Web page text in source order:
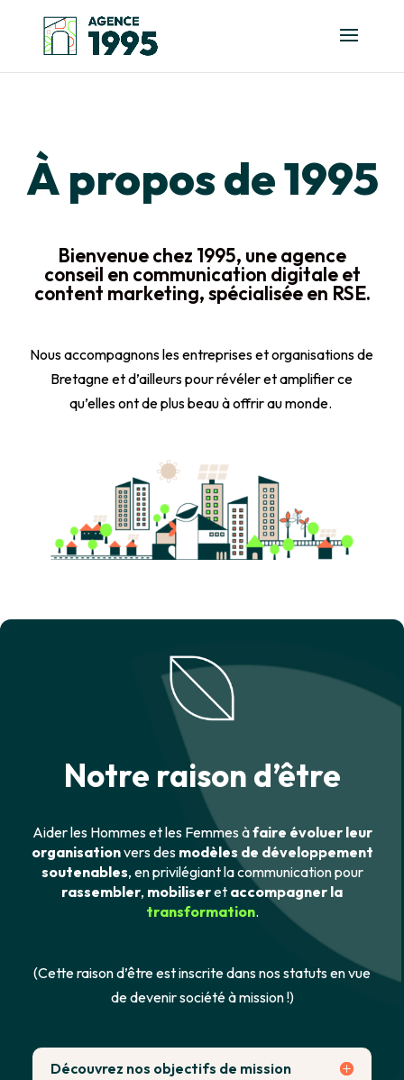
À propos de 1995
Bienvenue chez 1995, une agence
conseil en communication digitale et
content marketing, spécialisée en RSE.
Nous accompagnons les entreprises et organisations de
Bretagne et d’ailleurs pour révéler et amplifierce
qu’elles ont de plus beau à offrir au monde.
Notre raison d’être
Aiderles Hommes et les Femmes àfaire évoluer leur
organisationvers des modèles de développement
soutenables
, en privilégiant la communication pour
rassembler, mobiliseret accompagner la
transformation.
(Cette raison d’être est inscrite dans nos statuts en vue
de devenir société à mission !)
Découvrez nos objectifs de mission